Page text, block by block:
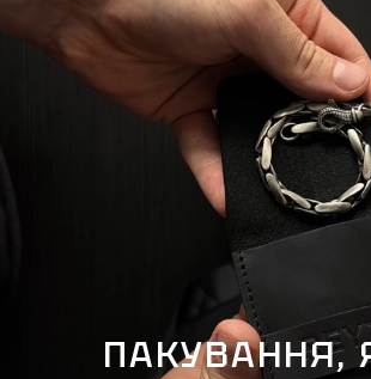
ПАКУВАННЯ,